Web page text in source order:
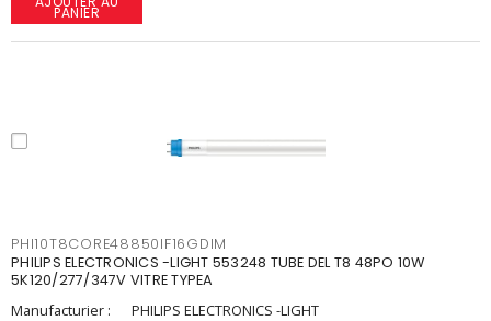
PANIER
PHI10T8CORE48850IF16GDIM
PHILIPS ELECTRONICS -LIGHT 553248 TUBE DEL T8 48PO 10W
5K120/277/347V VITRE TYPEA
Manufacturier :
PHILIPS ELECTRONICS -LIGHT